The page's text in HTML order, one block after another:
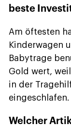
beste
Am öftesten
Kinderwagen
Babytrage
Gold wert,
in der
eingeschlafen.
Welcher